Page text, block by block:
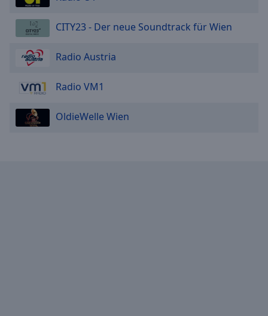
Modal
dialog
window.
CITY23 - Der neue Soundtrack für Wien
Radio Austria
Radio VM1
OldieWelle Wien